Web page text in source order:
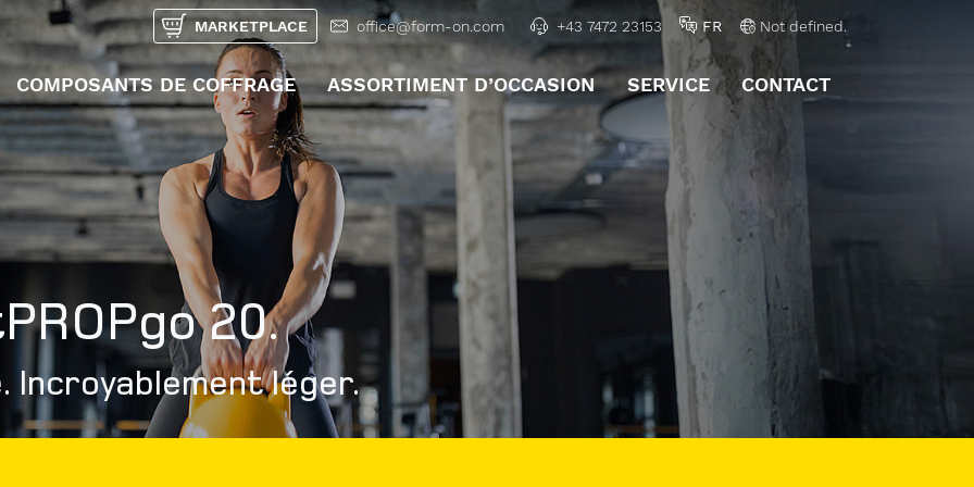
MARKETPLACE office@form-on.com +43 7472 23153 FR Not defined.
COMPOSANTS DE COFFRAGEUNTERMENÜ ÖFFNEN
ASSORTIMENT D’OCCASIONUNTERMENÜ ÖFFNEN
SERVICE UNTERMENÜ ÖFFNEN
CONTACT UNTERMENÜ
20.
Incroyablement léger.